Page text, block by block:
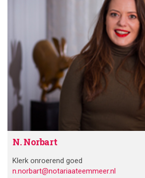
N. Norbart
Klerk onroerend goed
n.norbart@notariaateemmeer.nl